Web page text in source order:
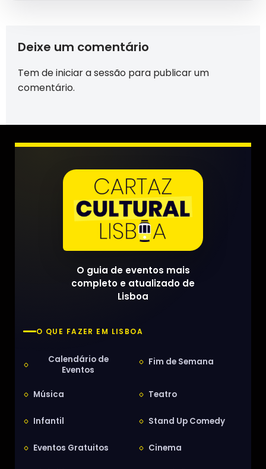
Deixe um comentário
Tem deiniciar a sessão para publicar um
comentário.
O guia de eventos mais
completo e atualizado de
Lisboa
O QUE FAZER EM LISBOA
Calendário de
Eventos
Fim de Semana
Música Teatro
Infantil Stand Up Comedy
Eventos Gratuitos Cinema